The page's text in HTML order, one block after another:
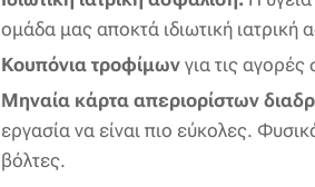
ομάδα μας αποκτά ιδιωτική ιατρική
Κουπόνια τροφίμων για τις
Μηναία κάρτα απεριορίστων
εργασία να είναι πιο εύκολες.
βόλτες.